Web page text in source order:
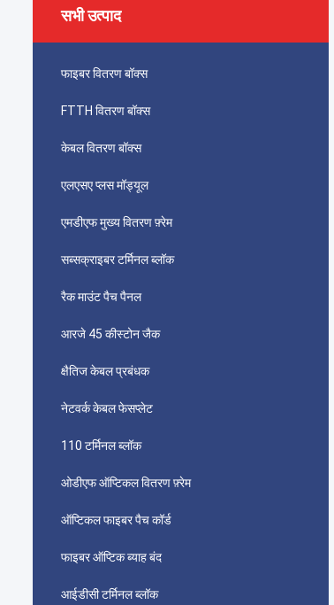
सभी उत्पाद
फाइबर वितरण बॉक्स
FTTH वितरण बॉक्स
केबल वितरण बॉक्स
एलएसए प्लस मॉड्यूल
एमडीएफ मुख्य वितरण फ़्रेम
सब्सक्राइबर टर्मिनल ब्लॉक
रैक माउंट पैच पैनल
आरजे 45 कीस्टोन जैक
क्षैतिज केबल प्रबंधक
नेटवर्क केबल फेसप्लेट
110 टर्मिनल ब्लॉक
ओडीएफ ऑप्टिकल वितरण फ़्रेम
ऑप्टिकल फाइबर पैच कॉर्ड
फाइबर ऑप्टिक ब्याह बंद
आईडीसी टर्मिनल ब्लॉक